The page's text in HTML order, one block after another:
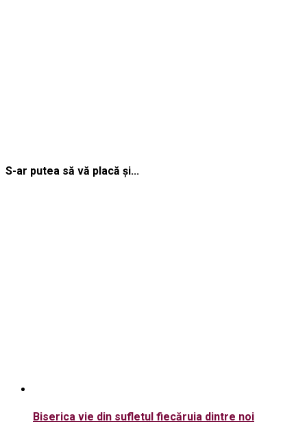
S-ar putea să vă placă și...
Biserica vie din sufletul fiecăruia dintre noi